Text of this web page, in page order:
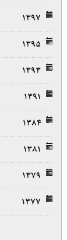
۱۳۹۷
۱۳۹۵
۱۳۹۳
۱۳۹۱
۱۳۸۴
۱۳۸۱
۱۳۷۹
۱۳۷۷